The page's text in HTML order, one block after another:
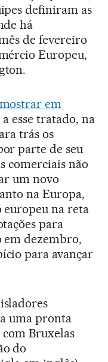
definiram as
há
de fevereiro
Europeu,
em
esse tratado, na
trás os
parte de seu
comerciais não
um novo
na Europa,
europeu na reta
para
em dezembro,
para avançar
uma pronta
Bruxelas
do